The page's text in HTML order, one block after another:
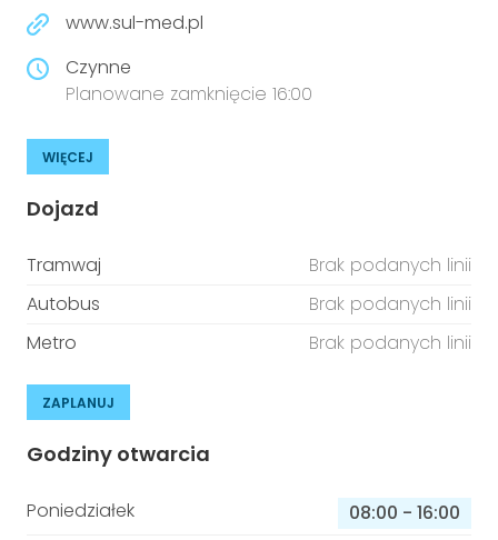
www.sul-med.pl
Czynne
Planowane zamknięcie 16:00
WIĘCEJ
Dojazd
Tramwaj
Brak podanych linii
Autobus
Brak podanych linii
Metro
Brak podanych linii
ZAPLANUJ
Godziny otwarcia
Poniedziałek 08:00 - 16:00